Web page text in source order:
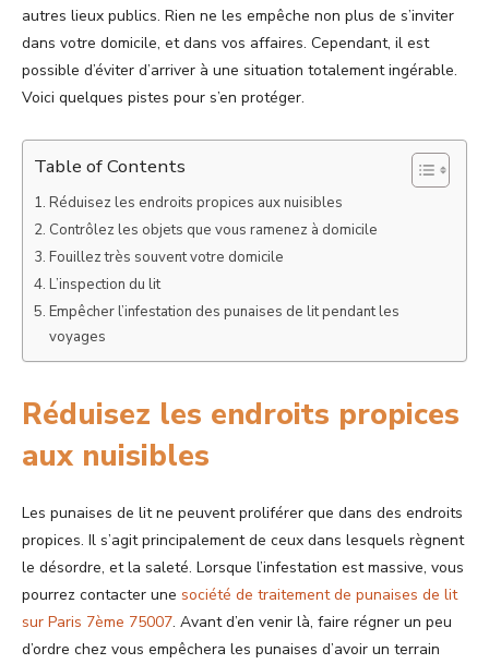
autres lieux publics. Rien ne les empêche non plus de s’inviter
dans votre domicile, et dans vos affaires. Cependant, il est
possible d’éviter d’arriver à une situation totalement ingérable.
Voici quelques pistes pour s’en protéger.
Table of Contents
Réduisez les endroits propices aux nuisibles
Contrôlez les objets que vous ramenez à domicile
Fouillez très souvent votre domicile
L’inspection du lit
Empêcher l’infestation des punaises de lit pendant les
voyages
Réduisez les endroits propices
aux nuisibles
Les punaises de lit ne peuvent proliférer que dans des endroits
propices. Il s’agit principalement de ceux dans lesquels règnent
le désordre, et la saleté. Lorsque l’infestation est massive, vous
pourrez contacter une société de traitement de punaises de lit
sur Paris 7ème 75007. Avant d’en venir là, faire régner un peu
d’ordre chez vous empêchera les punaises d’avoir un terrain